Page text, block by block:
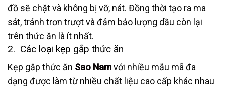
đồ sẽ chặt và không bị vỡ, nát. Đồng thời tạo ra ma
sát, tránh trơn trượt và đảm bảo lượng dầu còn lại
trên thức ăn là ít nhất.
2. Các loại kẹp gắp thức ăn
Kẹp gắp thức ăn Sao Namvới nhiều mẫu mã đa
dạng được làm từ nhiều chất liệu cao cấp khác nhau